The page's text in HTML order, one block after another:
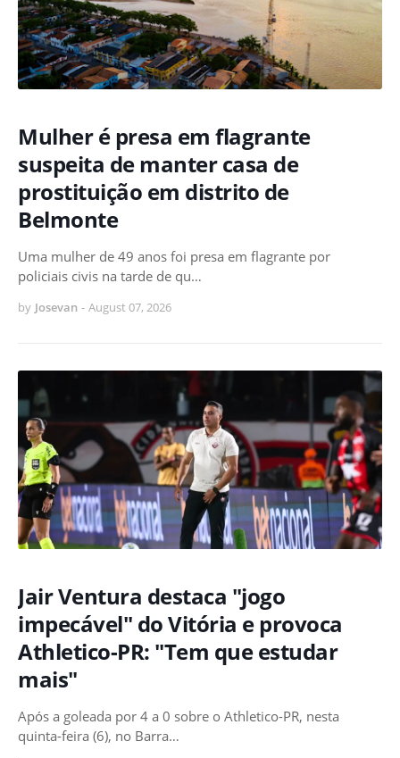
Mulher é presa em flagrante
suspeita de manter casa de
prostituição em distrito de
Belmonte
Uma mulher de 49 anos foi presa em flagrante por
policiais civis na tarde de qu…
by Josevan - August 07, 2026
Jair Ventura destaca "jogo
impecável" do Vitória e provoca
Athletico-PR: "Tem que estudar
mais"
Após a goleada por 4 a 0 sobre o Athletico-PR, nesta
quinta-feira (6), no Barra…